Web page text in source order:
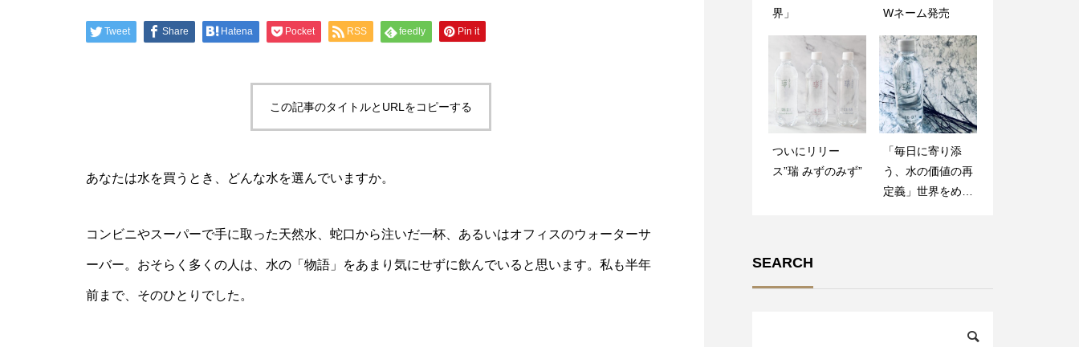
Tweet Share Hatena Pocket RSS feedly Pin it
この記事のタイトルとURLをコピーする
あなたは水を買うとき、どんな水を選んでいますか。
コンビニやスーパーで手に取った天然水、蛇口から注いだ一杯、あるいはオフィスのウォーターサ
ーバー。おそらく多くの人は、水の「物語」をあまり気にせずに飲んでいると思います。私も半年
前まで、そのひとりでした。
界」
Wネーム発売
ついにリリー
ス”瑞 みずのみず”
「毎日に寄り添
う、水の価値の再
定義」世界をめざ
選べます！
日本の天然水ブラ
ンド”みずのみ
“瑞 みずのみず”
デビュー日が決定
SEARCH